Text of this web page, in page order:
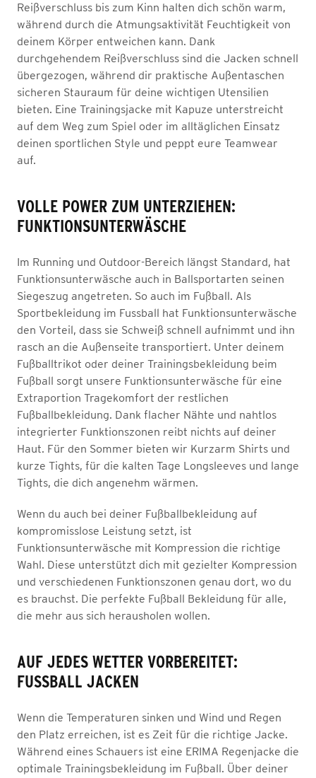
Reißverschluss bis zum Kinn halten dich schön warm,
während durch die Atmungsaktivität Feuchtigkeit von
deinem Körper entweichen kann. Dank
durchgehendem Reißverschluss sind die Jacken schnell
übergezogen, während dir praktische Außentaschen
sicheren Stauraum für deine wichtigen Utensilien
bieten. Eine Trainingsjacke mit Kapuze unterstreicht
auf dem Weg zum Spiel oder im alltäglichen Einsatz
deinen sportlichen Style und peppt eure Teamwear
auf.
VOLLE POWER ZUM UNTERZIEHEN:
FUNKTIONSUNTERWÄSCHE
Im Running und Outdoor-Bereich längst Standard, hat
Funktionsunterwäsche auch in Ballsportarten seinen
Siegeszug angetreten. So auch im Fußball. Als
Sportbekleidung im Fussball hat Funktionsunterwäsche
den Vorteil, dass sie Schweiß schnell aufnimmt und ihn
rasch an die Außenseite transportiert. Unter deinem
Fußballtrikot oder deiner Trainingsbekleidung beim
Fußball sorgt unsere Funktionsunterwäsche für eine
Extraportion Tragekomfort der restlichen
Fußballbekleidung. Dank flacher Nähte und nahtlos
integrierter Funktionszonen reibt nichts auf deiner
Haut. Für den Sommer bieten wir Kurzarm Shirts und
kurze Tights, für die kalten Tage Longsleeves und lange
Tights, die dich angenehm wärmen.
Wenn du auch bei deiner Fußballbekleidung auf
kompromisslose Leistung setzt, ist
Funktionsunterwäsche mit Kompression die richtige
Wahl. Diese unterstützt dich mit gezielter Kompression
und verschiedenen Funktionszonen genau dort, wo du
es brauchst. Die perfekte Fußball Bekleidung für alle,
die mehr aus sich herausholen wollen.
AUF JEDES WETTER VORBEREITET:
FUSSBALL JACKEN
Wenn die Temperaturen sinken und Wind und Regen
den Platz erreichen, ist es Zeit für die richtige Jacke.
Während eines Schauers ist eine ERIMA Regenjacke die
optimale Trainingsbekleidung im Fußball. Über deiner